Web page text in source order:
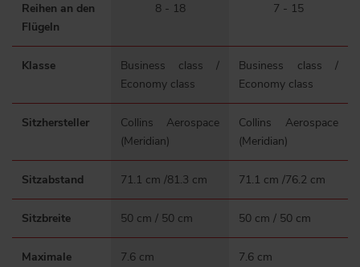
Reihen an den
Flügeln
Klasse
Sitzhersteller
Sitzabstand
Sitzbreite
Maximale
8 - 18 7 - 15
Business class /
Economy class
Business class /
Economy class
Collins Aerospace
(Meridian)
Collins Aerospace
(Meridian)
71.1 cm /81.3 cm 71.1 cm /76.2 cm
50 cm / 50 cm 50 cm / 50 cm
7.6 cm 7.6 cm